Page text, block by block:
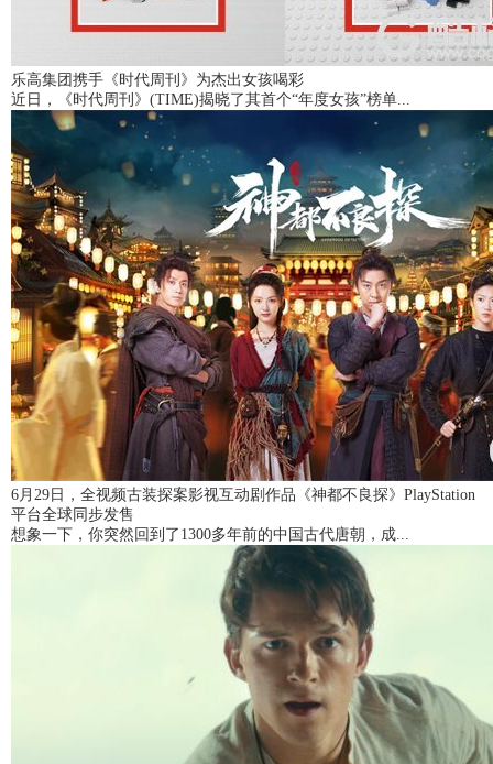
乐高集团携手《时代周刊》为杰出女孩喝彩
近日，《时代周刊》(TIME)揭晓了其首个“年度女孩”榜单...
6月29日，全视频古装探案影视互动剧作品《神都不良探》PlayStation
平台全球同步发售
想象一下，你突然回到了1300多年前的中国古代唐朝，成...